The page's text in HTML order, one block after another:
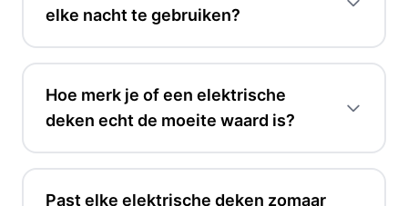
elke nacht te gebruiken?
Hoe merk je of een elektrische
deken echt de moeite waard is?
Past elke elektrische deken zomaar